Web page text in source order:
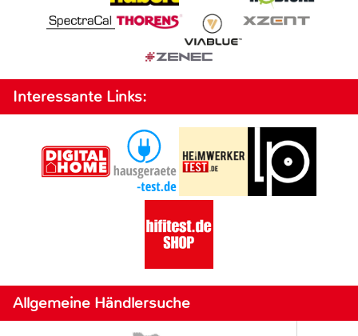
Interessante Links:
Allgemeine Händlersuche